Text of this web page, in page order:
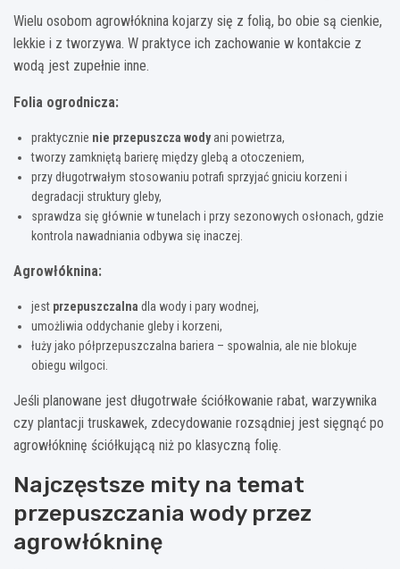
Wielu osobom agrowłóknina kojarzy się z folią, bo obie są cienkie,
lekkie i z tworzywa. W praktyce ich zachowanie w kontakcie z
wodą jest zupełnie inne.
Folia ogrodnicza:
praktycznie nie przepuszcza wodyani powietrza,
tworzy zamkniętą barierę między glebą a otoczeniem,
przy długotrwałym stosowaniu potrafi sprzyjać gniciu korzeni i
degradacji struktury gleby,
sprawdza się głównie w tunelach i przy sezonowych osłonach, gdzie
kontrola nawadniania odbywa się inaczej.
Agrowłóknina:
jest przepuszczalna dla wody i pary wodnej,
umożliwia oddychanie gleby i korzeni,
łuży jako półprzepuszczalna bariera – spowalnia, ale nie blokuje
obiegu wilgoci.
Jeśli planowane jest długotrwałe ściółkowanie rabat, warzywnika
czy plantacji truskawek, zdecydowanie rozsądniej jest sięgnąć po
agrowłókninę ściółkującą niż po klasyczną folię.
Najczęstsze mity na temat
przepuszczania wody przez
agrowłókninę